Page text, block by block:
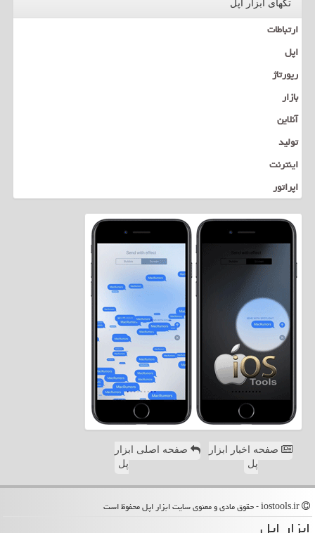
تگهای ابزار اپل
ارتباطات
اپل
رپورتاژ
بازار
آنلاین
تولید
اینترنت
اپراتور
صفحه اخبار ابزار
پل
صفحه اصلی ابزار
پل